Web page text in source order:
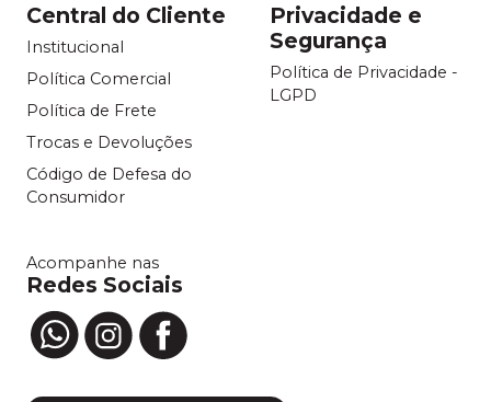
Central do Cliente
Institucional
Política Comercial
Política de Frete
Trocas e Devoluções
Código de Defesa do
Consumidor
Privacidade e
Segurança
Política de Privacidade -
LGPD
Acompanhe nas
Redes Sociais